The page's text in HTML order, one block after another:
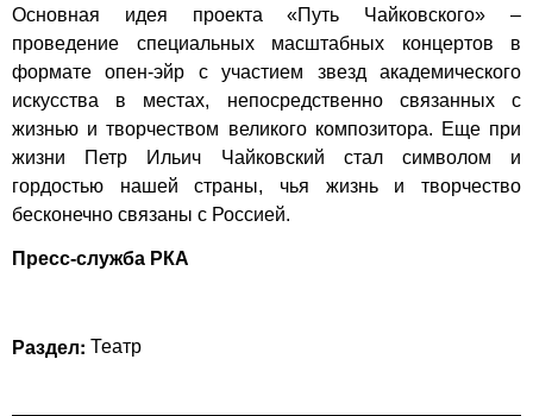
Основная идея проекта «Путь Чайковского» –
проведение специальных масштабных концертов в
формате опен-эйр с участием звезд академического
искусства в местах, непосредственно связанных с
жизнью и творчеством великого композитора. Еще при
жизни Петр Ильич Чайковский стал символом и
гордостью нашей страны, чья жизнь и творчество
бесконечно связаны с Россией.
Пресс-служба РКА
Раздел: Театр